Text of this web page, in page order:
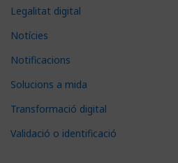
Legalitat digital
Notícies
Notificacions
Solucions a mida
Transformació digital
Validació o identificació